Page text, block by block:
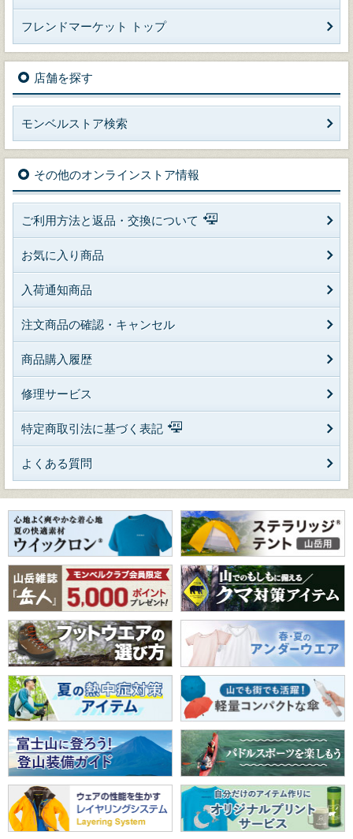
フレンドマーケット トップ
店舗を探す
モンベルストア検索
その他のオンラインストア情報
ご利用方法と返品・交換について
お気に入り商品
入荷通知商品
注文商品の確認・キャンセル
商品購入履歴
修理サービス
特定商取引法に基づく表記
よくある質問